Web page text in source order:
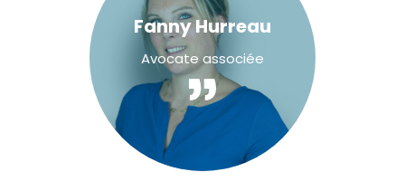
Fanny Hurreau
Avocate associée